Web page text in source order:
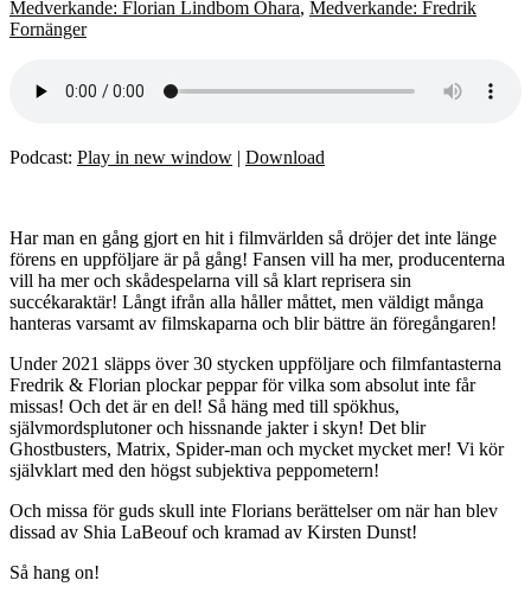
Medverkande: Florian Lindbom Ohara, Medverkande: Fredrik
Fornänger
Podcast: Play in new window | Download
Har man en gång gjort en hit i filmvärlden så dröjer det inte länge
förens en uppföljare är på gång! Fansen vill ha mer, producenterna
vill ha mer och skådespelarna vill så klart reprisera sin
succékaraktär! Långt ifrån alla håller måttet, men väldigt många
hanteras varsamt av filmskaparna och blir bättre än föregångaren!
Under 2021 släpps över 30 stycken uppföljare och filmfantasterna
Fredrik & Florian plockar peppar för vilka som absolut inte får
missas! Och det är en del! Så häng med till spökhus,
självmordsplutoner och hissnande jakter i skyn! Det blir
Ghostbusters, Matrix, Spider-man och mycket mycket mer! Vi kör
självklart med den högst subjektiva peppometern!
Och missa för guds skull inte Florians berättelser om när han blev
dissad av Shia LaBeouf och kramad av Kirsten Dunst!
Så hang on!